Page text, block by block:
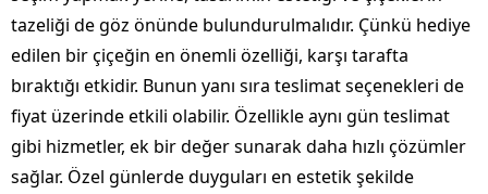
tazeliği de göz önünde bulundurulmalıdır. Çünkü hediye
edilen bir çiçeğin en önemli özelliği, karşı tarafta
bıraktığı etkidir. Bunun yanı sıra teslimat seçenekleri de
fiyat üzerinde etkili olabilir. Özellikle aynı gün teslimat
gibi hizmetler, ek bir değer sunarak daha hızlı çözümler
sağlar. Özel günlerde duyguları en estetik şekilde